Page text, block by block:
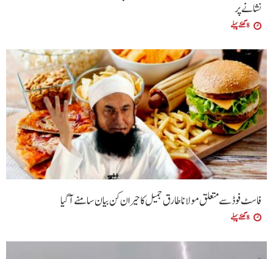
نشانے پر
8 گھنٹے پہلے
فاسٹ فوڈ سے متعلق مولانا طارق جمیل کا حیران کن بیان سامنے آگیا
8 گھنٹے پہلے